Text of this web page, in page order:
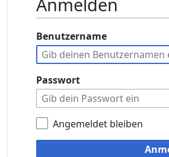
Anmelden
Benutzername
Passwort
Angemeldet bleiben